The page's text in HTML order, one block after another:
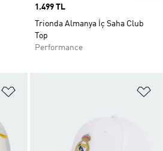
Price
1.499 TL
Trionda Almanya İç Saha Club
Top
Performance